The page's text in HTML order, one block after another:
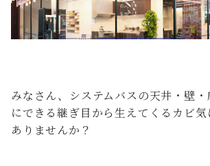
みなさん、システムバスの天井・壁
にできる継ぎ目から生えてくるカビ
ありませんか？